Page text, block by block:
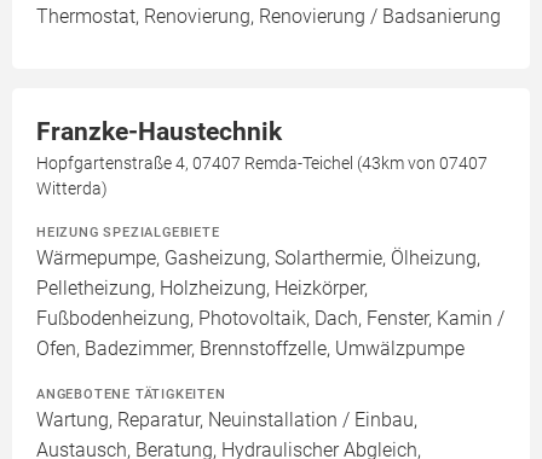
Thermostat, Renovierung, Renovierung / Badsanierung
Franzke-Haustechnik
Hopfgartenstraße 4, 07407 Remda-Teichel (43km von 07407
Witterda)
HEIZUNG SPEZIALGEBIETE
Wärmepumpe, Gasheizung, Solarthermie, Ölheizung,
Pelletheizung, Holzheizung, Heizkörper,
Fußbodenheizung, Photovoltaik, Dach, Fenster, Kamin /
Ofen, Badezimmer, Brennstoffzelle, Umwälzpumpe
ANGEBOTENE TÄTIGKEITEN
Wartung, Reparatur, Neuinstallation / Einbau,
Austausch, Beratung, Hydraulischer Abgleich,